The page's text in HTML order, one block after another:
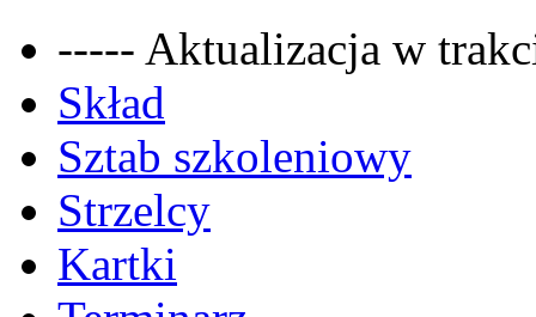
----- Aktualizacja w
Skład
Sztab szkoleniowy
Strzelcy
Kartki